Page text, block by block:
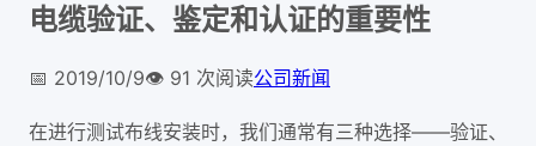
电缆验证、鉴定和认证的重要性
📅 2019/10/9👁️ 91 次阅读公司新闻
在进行测试布线安装时，我们通常有三种选择——验证、